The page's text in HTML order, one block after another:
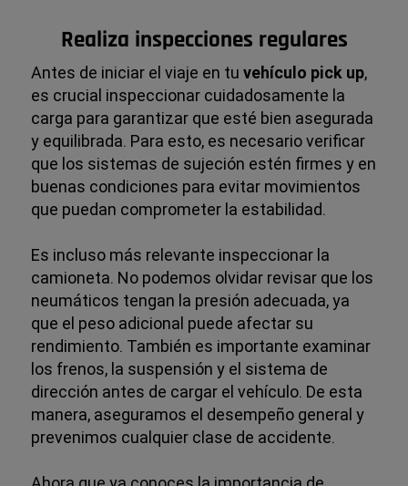
Realiza inspecciones regulares
Antes de iniciar el viaje en tuvehículo pick up,
es crucial inspeccionar cuidadosamente la
carga para garantizar que esté bien asegurada
y equilibrada. Para esto, es necesario verificar
que los sistemas de sujeción estén firmes y en
buenas condiciones para evitar movimientos
que puedan comprometer la estabilidad.
Es incluso más relevante inspeccionar la
camioneta. No podemos olvidar revisar que los
neumáticos tengan la presión adecuada, ya
que el peso adicional puede afectar su
rendimiento. También es importante examinar
los frenos, la suspensión y el sistema de
dirección antes de cargar el vehículo. De esta
manera, aseguramos el desempeño general y
prevenimos cualquier clase de accidente.